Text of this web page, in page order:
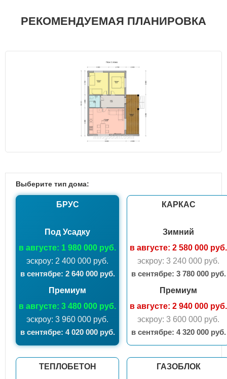
РЕКОМЕНДУЕМАЯ ПЛАНИРОВКА
Выберите тип дома:
БРУС
Под Усадку
в августе: 1 980 000 руб.
эскроу: 2 400 000 руб.
в сентябрe: 2 640 000 руб.
Премиум
в августе: 3 480 000 руб.
эскроу: 3 960 000 руб.
в сентябрe: 4 020 000 руб.
КАРКАС
Зимний
в августе: 2 580 000 руб.
эскроу: 3 240 000 руб.
в сентябрe: 3 780 000 руб.
Премиум
в августе: 2 940 000 руб.
эскроу: 3 600 000 руб.
в сентябрe: 4 320 000 руб.
ТЕПЛОБЕТОН ГАЗОБЛОК